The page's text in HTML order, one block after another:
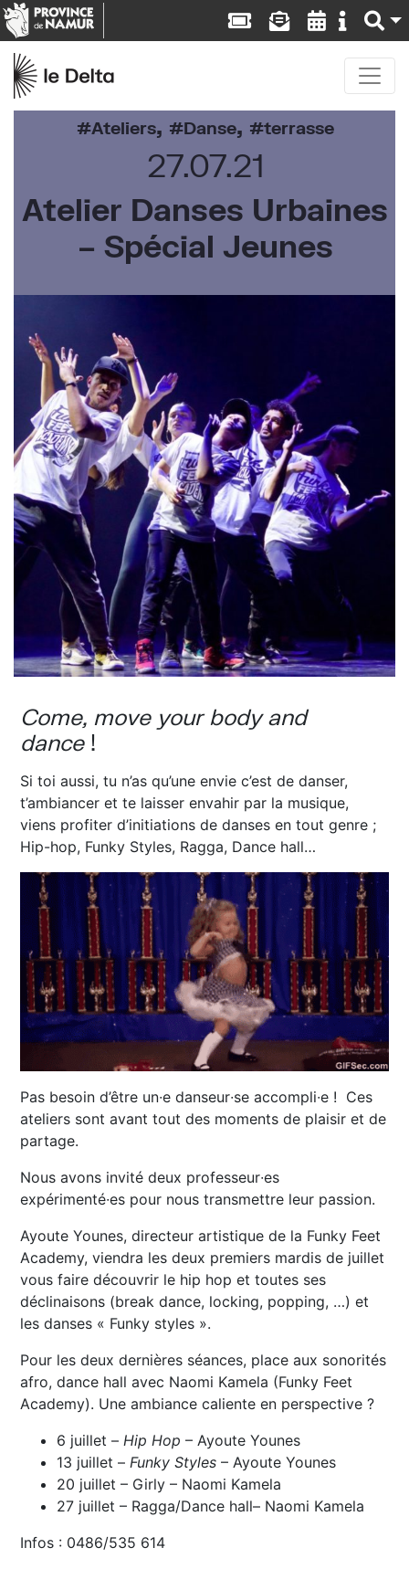
Ateliers, Danse, terrasse
27.07.21
Atelier Danses Urbaines
– Spécial Jeunes
Come, move your body and
dance!
Si toi aussi, tu n’as qu’une envie c’est de danser,
t’ambiancer et te laisser envahir par la musique,
viens profiter d’initiations de danses en tout genre ;
Hip-hop, Funky Styles, Ragga, Dance hall…
Pas besoin d’être un∙e danseur∙se accompli∙e ! Ces
ateliers sont avant tout des moments de plaisir et de
partage.
Nous avons invité deux professeur∙es
expérimenté∙es pour nous transmettre leur passion.
Ayoute Younes, directeur artistique de la Funky Feet
Academy, viendra les deux premiers mardis de juillet
vous faire découvrir le hip hop et toutes ses
déclinaisons (break dance, locking, popping, …) et
les danses « Funky styles ».
Pour les deux dernières séances, place aux sonorités
afro, dance hall avec Naomi Kamela (Funky Feet
Academy). Une ambiance caliente en perspective ?
6 juillet –Hip Hop – Ayoute Younes
13 juillet –Funky Styles – Ayoute Younes
20 juillet – Girly – Naomi Kamela
27 juillet – Ragga/Dance hall– Naomi Kamela
Infos : 0486/535 614